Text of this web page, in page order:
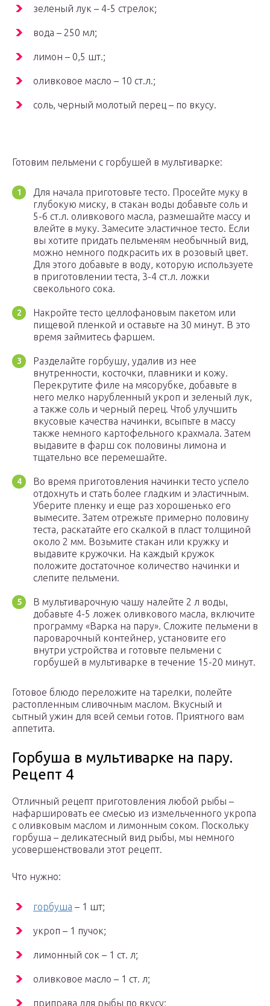
зеленый лук – 4-5 стрелок;
вода – 250 мл;
лимон – 0,5 шт.;
оливковое масло – 10 ст.л.;
соль, черный молотый перец – по вкусу.
Готовим пельмени с горбушей в мультиварке:
Для начала приготовьте тесто. Просейте муку в
глубокую миску, в стакан воды добавьте соль и
5-6 ст.л. оливкового масла, размешайте массу и
влейте в муку. Замесите эластичное тесто. Если
вы хотите придать пельменям необычный вид,
можно немного подкрасить их в розовый цвет.
Для этого добавьте в воду, которую используете
в приготовлении теста, 3-4 ст.л. ложки
свекольного сока.
Накройте тесто целлофановым пакетом или
пищевой пленкой и оставьте на 30 минут. В это
время займитесь фаршем.
Разделайте горбушу, удалив из нее
внутренности, косточки, плавники и кожу.
Перекрутите филе на мясорубке, добавьте в
него мелко нарубленный укроп и зеленый лук,
а также соль и черный перец. Чтоб улучшить
вкусовые качества начинки, всыпьте в массу
также немного картофельного крахмала. Затем
выдавите в фарш сок половины лимона и
тщательно все перемешайте.
Во время приготовления начинки тесто успело
отдохнуть и стать более гладким и эластичным.
Уберите пленку и еще раз хорошенько его
вымесите. Затем отрежьте примерно половину
теста, раскатайте его скалкой в пласт толщиной
около 2 мм. Возьмите стакан или кружку и
выдавите кружочки. На каждый кружок
положите достаточное количество начинки и
слепите пельмени.
В мультиварочную чашу налейте 2 л воды,
добавьте 4-5 ложек оливкового масла, включите
программу «Варка на пару». Сложите пельмени в
пароварочный контейнер, установите его
внутри устройства и готовьте пельмени с
горбушей в мультиварке в течение 15-20 минут.
Готовое блюдо переложите на тарелки, полейте
растопленным сливочным маслом. Вкусный и
сытный ужин для всей семьи готов. Приятного вам
аппетита.
Горбуша в мультиварке на пару.
Рецепт 4
Отличный рецепт приготовления любой рыбы –
нафаршировать ее смесью из измельченного укропа
с оливковым маслом и лимонным соком. Поскольку
горбуша – деликатесный вид рыбы, мы немного
усовершенствовали этот рецепт.
Что нужно:
горбуша – 1 шт;
укроп – 1 пучок;
лимонный сок – 1 ст. л;
оливковое масло – 1 ст. л;
приправа для рыбы по вкусу;